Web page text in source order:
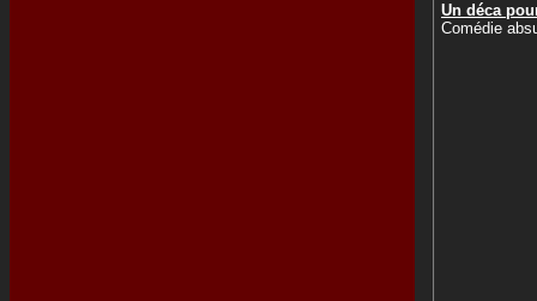
Un déca
Comédie